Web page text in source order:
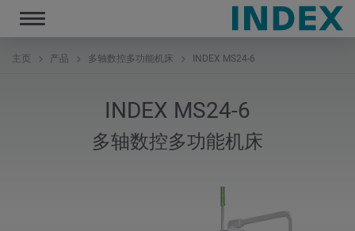
Toggle
navigation
主页 产品 多轴数控多功能机床 INDEX MS24-6
INDEX MS24-6
多轴数控多功能机床